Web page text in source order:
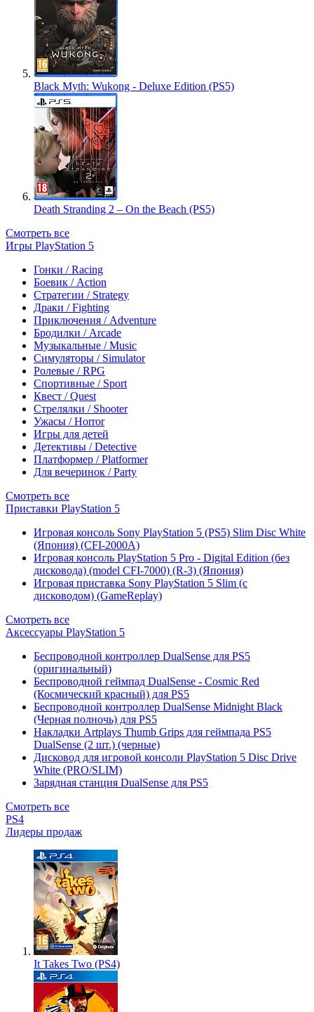
Black Myth: Wukong - Deluxe Edition (PS5)
Death Stranding 2 – On the Beach (PS5)
Смотреть все
Игры PlayStation 5
Гонки / Racing
Боевик / Action
Стратегии / Strategy
Драки / Fighting
Приключения / Adventure
Бродилки / Arcade
Музыкальные / Music
Симуляторы / Simulator
Ролевые / RPG
Спортивные / Sport
Квест / Quest
Стрелялки / Shooter
Ужасы / Horror
Игры для детей
Детективы / Detective
Платформер / Platformer
Для вечеринок / Party
Смотреть все
Приставки PlayStation 5
Игровая консоль Sony PlayStation 5 (PS5) Slim Disc White
(Япония) (CFI-2000A)
Игровая консоль PlayStation 5 Pro - Digital Edition (без
дисковода) (model CFI-7000) (R-3) (Япония)
Игровая приставка Sony PlayStation 5 Slim (с
дисководом) (GameReplay)
Смотреть все
Аксессуары PlayStation 5
Беспроводной контроллер DualSense для PS5
(оригинальный)
Беспроводной геймпад DualSense - Cosmic Red
(Космический красный) для PS5
Беспроводной контроллер DualSense Midnight Black
(Черная полночь) для PS5
Накладки Artplays Thumb Grips для геймпада PS5
DualSense (2 шт.) (черные)
Дисковод для игровой консоли PlayStation 5 Disc Drive
White (PRO/SLIM)
Зарядная станция DualSense для PS5
Смотреть все
PS4
Лидеры продаж
It Takes Two (PS4)